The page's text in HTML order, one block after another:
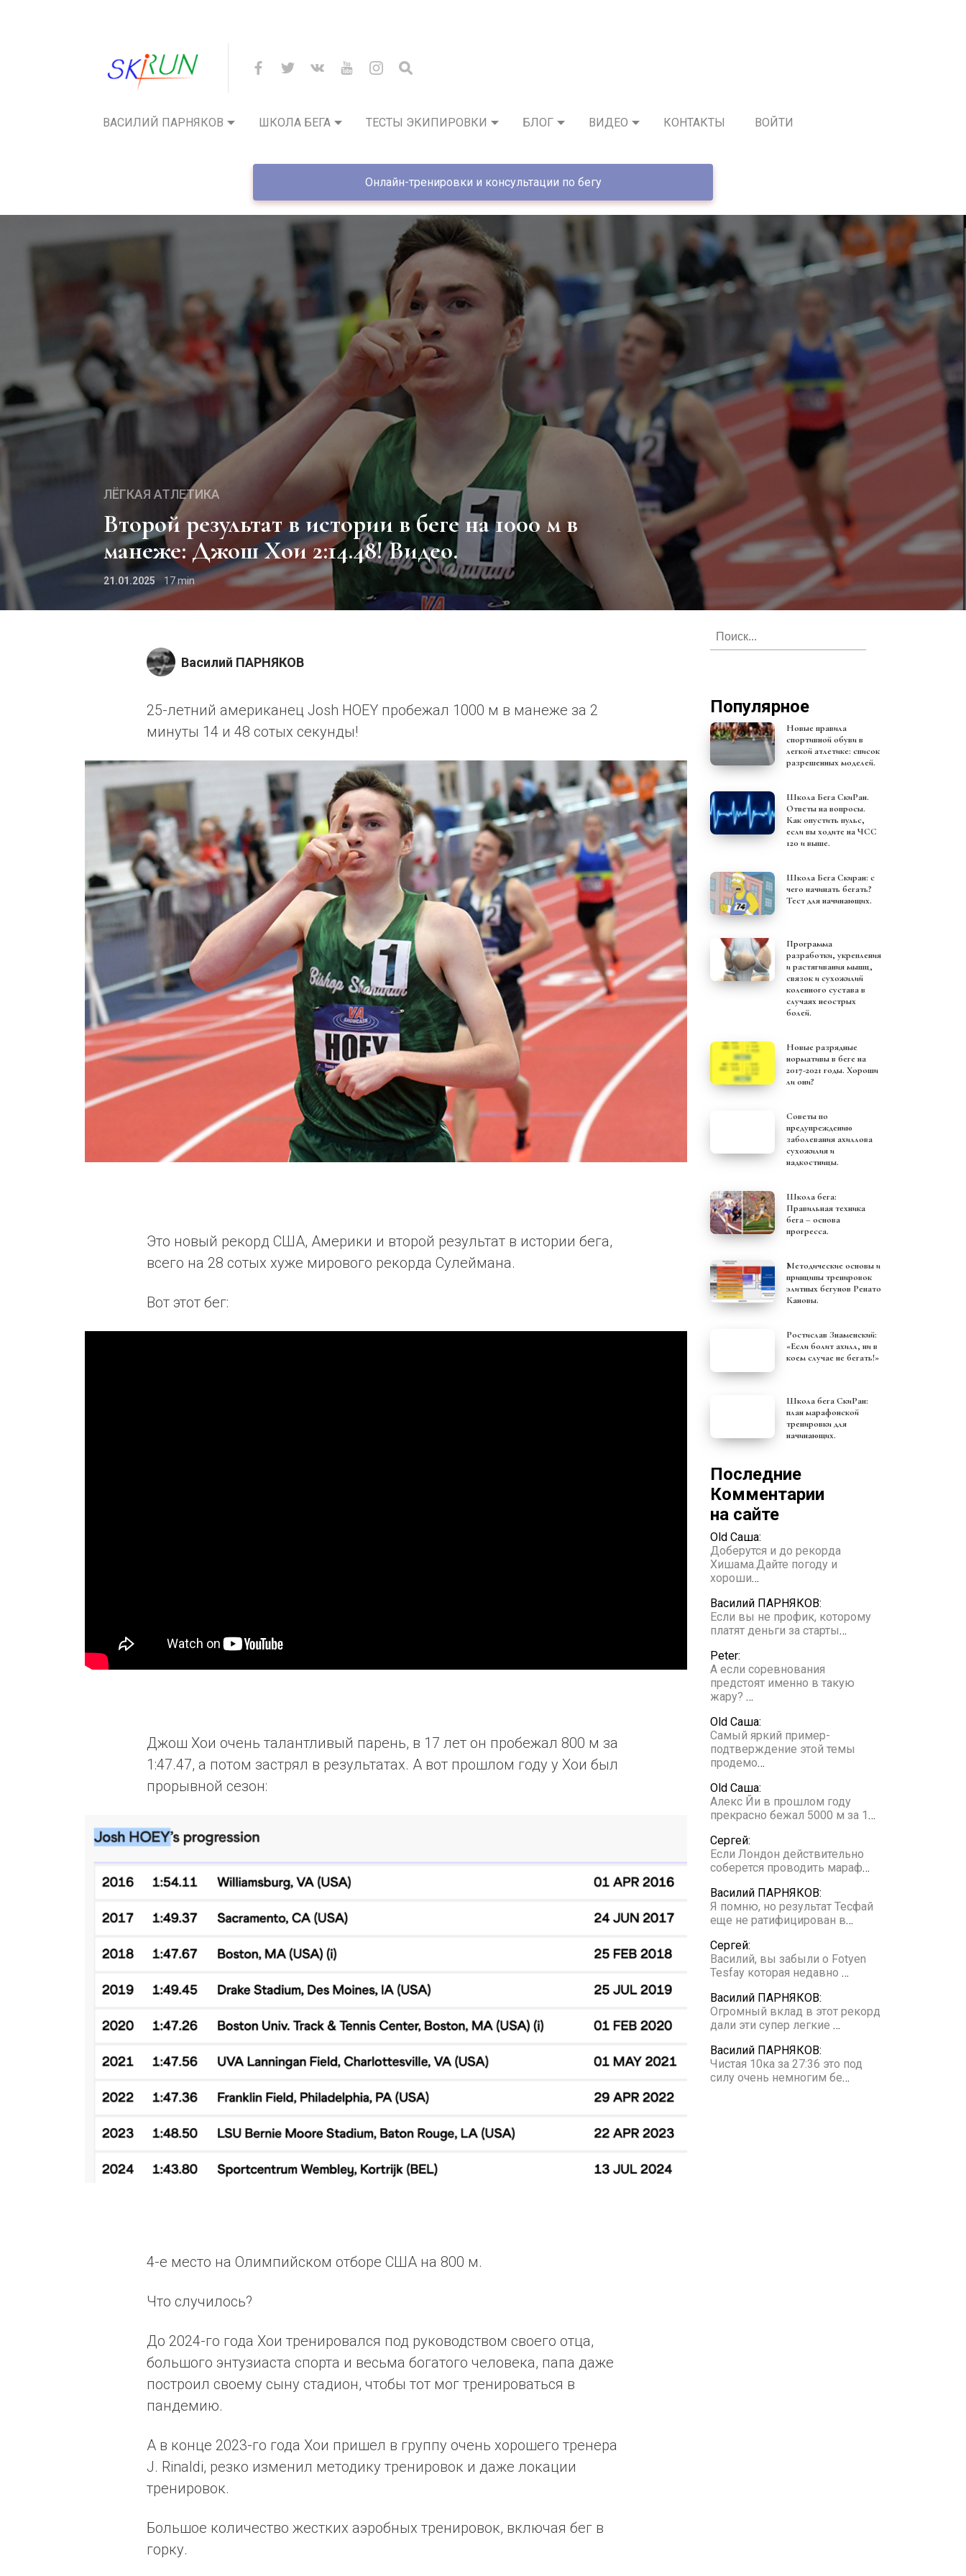
ВАСИЛИЙ ПАРНЯКОВ ШКОЛА БЕГА ТЕСТЫ ЭКИПИРОВКИ БЛОГ ВИДЕО КОНТАКТЫ ВОЙТИ
Онлайн-тренировки и консультации по бегу
ЛЁГКАЯ АТЛЕТИКА
Второй результат в истории в беге на 1000 м в
манеже: Джош Хои 2:14.48! Видео.
21.01.2025 17
Василий ПАРНЯКОВ
25-летний американец Josh HOEY пробежал 1000 м в манеже за 2
минуты 14 и 48 сотых секунды!
Это новый рекорд США, Америки и второй результат в истории бега,
всего на 28 сотых хуже мирового рекорда Сулеймана.
Вот этот бег:
Джош Хои очень талантливый парень, в 17 лет он пробежал 800 м за
1:47.47, а потом застрял в результатах. А вот прошлом году у Хои был
прорывной сезон:
4-е место на Олимпийском отборе США на 800 м.
Что случилось?
До 2024-го года Хои тренировался под руководством своего отца,
большого энтузиаста спорта и весьма богатого человека, папа даже
построил своему сыну стадион, чтобы тот мог тренироваться в
пандемию.
А в конце 2023-го года Хои пришел в группу очень хорошего тренера
J. Rinaldi, резко изменил методику тренировок и даже локации
тренировок.
Большое количество жестких аэробных тренировок, включая бег в
горку.
Популярное
Новые правила
спортивной обуви в
легкой атлетике: список
разрешенных моделей.
Школа Бега СкиРан.
Ответы на вопросы.
Как опустить пульс,
если вы ходите на ЧСС
120 и выше.
Школа Бега Скиран: с
чего начинать бегать?
Тест для начинающих.
Программа
разработки, укрепления
и растягивания мышц,
связок и сухожилий
коленного сустава в
случаях неострых
болей.
Новые разрядные
нормативы в беге на
2017-2021 годы. Хороши
ли они?
Советы по
предупреждению
заболевания ахиллова
сухожилия и
надкостницы.
Школа бега:
Правильная техника
бега – основа
прогресса.
Методические основы и
принципы тренировок
элитных бегунов Ренато
Кановы.
Ростислав Знаменский:
«Если болит ахилл, ни в
коем случае не бегать!»
Школа бега СкиРан:
план марафонской
тренировки для
начинающих.
Последние
Комментарии
на сайте
Old Саша:
Доберутся и до рекорда
Хишама.Дайте погоду и
хороши…
Василий ПАРНЯКОВ:
Если вы не профик, которому
платят деньги за старты…
Peter:
А если соревнования
предстоят именно в такую
жару? …
Old Саша:
Самый яркий пример-
подтверждение этой темы
продемо…
Old Саша:
Алекс Йи в прошлом году
прекрасно бежал 5000 м за 1…
Сергей:
Если Лондон действительно
соберется проводить мараф…
Василий ПАРНЯКОВ:
Я помню, но результат Тесфай
еще не ратифицирован в…
Сергей:
Василий, вы забыли о Fotyen
Tesfay которая недавно …
Василий ПАРНЯКОВ:
Огромный вклад в этот рекорд
дали эти супер легкие …
Василий ПАРНЯКОВ:
Чистая 10ка за 27:36 это под
силу очень немногим бе…